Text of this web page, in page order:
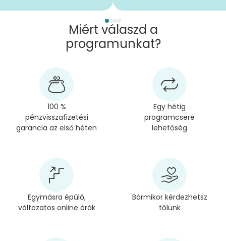
Miért válaszd a
programunkat?
100 %
pénzvisszafizetési
garancia az első héten
Egy hétig
programcsere
lehetőség
Egymásra épülő,
változatos online órák
Bármikor kérdezhetsz
tőlünk